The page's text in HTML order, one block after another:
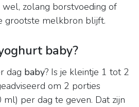
zolang borstvoeding of
grootste melkbron blijft.
baby?
dag baby? Is je kleintje 1 tot 2
om 2 porties
per dag te geven. Dat zijn